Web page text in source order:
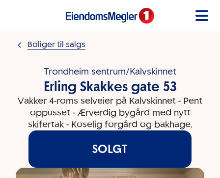
Boliger til salgs
Trondheim sentrum/Kalvskinnet
Erling Skakkes gate 53
Vakker 4-roms selveier på Kalvskinnet - Pent
oppusset - Ærverdig bygård med nytt
skifertak - Koselig forgård og bakhage.
SOLGT